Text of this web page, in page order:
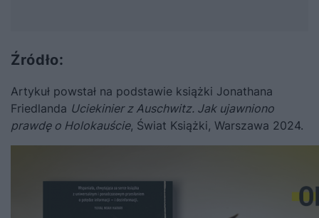
Źródło:
Artykuł powstał na podstawie książki Jonathana
Friedlanda Uciekinier z Auschwitz. Jak ujawniono
prawdę o Holokauście, Świat Książki, Warszawa 2024.